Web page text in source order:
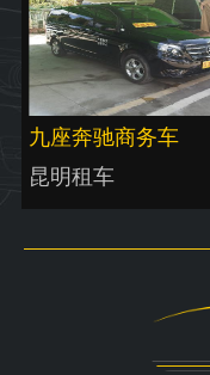
九座奔驰商务车
昆明租车